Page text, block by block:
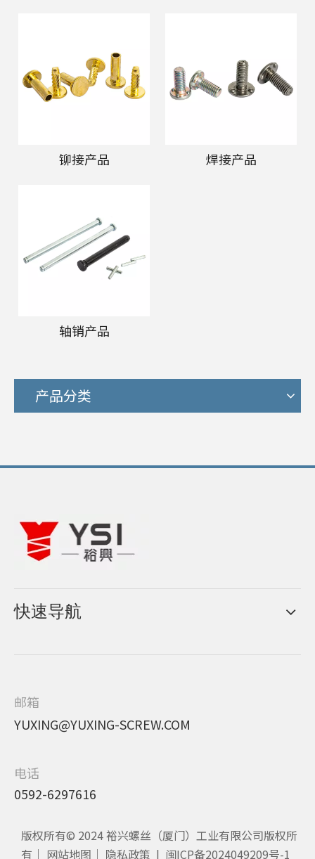
铆接产品 焊接产品
轴销产品
产品分类
快速导航
邮箱
YUXING@YUXING-SCREW.COM
电话
0592-6297616
版权所有© 2024 裕兴螺丝（厦门）工业有限公司版权所
有｜ 网站地图 ｜ 隐私政策 | 闽ICP备2024049209号-1